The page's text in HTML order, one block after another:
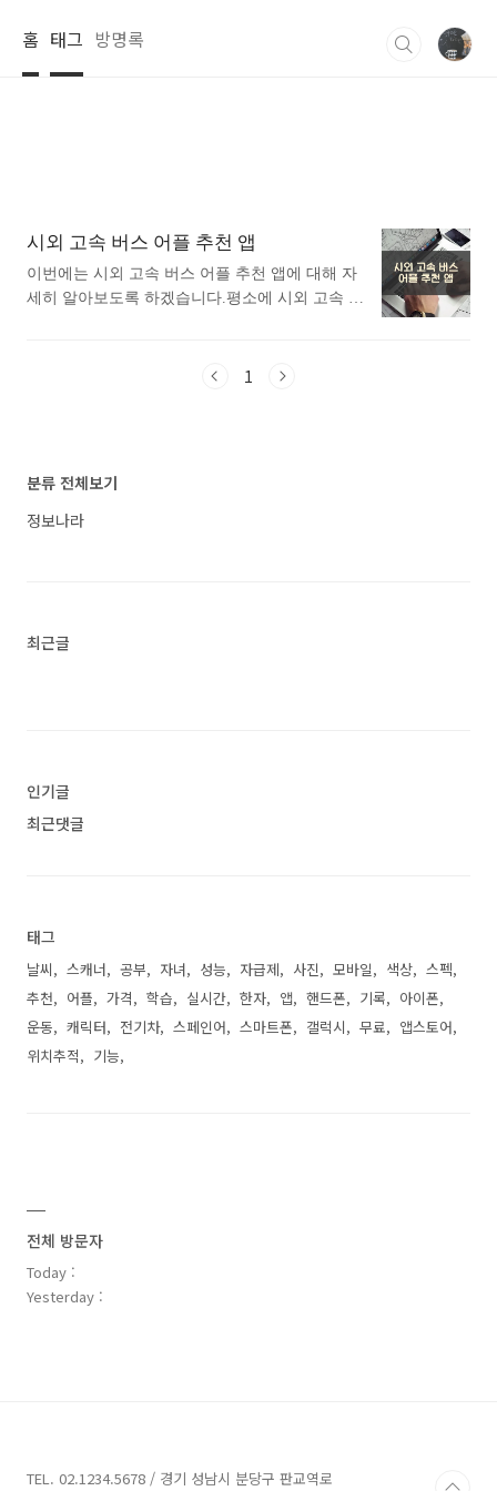
홈 태그 방명록
시외 고속 버스 어플 추천 앱
이번에는 시외 고속 버스 어플 추천 앱에 대해 자
세히 알아보도록 하겠습니다.평소에 시외 고속 버
버스어플로 검색했을때 가장 많은 사람들이 사용
나오는 어플입니다. 아래는 카카오버스 어플에 대
한 자세한 설명이니 참고하세요. 전국 어디서나,
1
분류 전체보기
정보나라
최근글
인기글
최근댓글
태그
날씨 스캐너 공부 자녀 성능 자급제 사진 모바일 색상
스펙
추천
어플 가격 학습 실시간 한자 앱 핸드폰 기록
아이폰
운동
캐릭터 전기차 스페인어 스마트폰 갤럭시 무료
앱스토어
위치추적
기능
전체 방문자
Today :
Yesterday :
TEL. 02.1234.5678 / 경기 성남시 분당구 판교역로